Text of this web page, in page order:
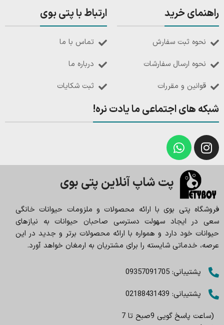
راهنمای خرید
نحوه ثبت سفارش
نحوه ارسال سفارشات
قوانین و مقررات
ارتباط با پتی بوی
تماس با ما
درباره ما
ثبت شکایات
شبکه های اجتماعی ما یادت نره!
پت شاپ آنلاین پتی بوی
فروشگاه پتی بوی با ارائه محصولات و ملزومات حیوانات خانگی
سعی در ایجاد سهولت دسترسی صاحبان حیوانات به نیازهای
حیوانات خود دارد و همواره با ارائه محصولات برتر و جدید در این
عرصه، خدماتی شایسته را برای مشتریان به ارمغان خواهد آورد.
پشتیبانی: 09357091705
پشتیبانی: 02188431439
(ساعت پاسخ گویی 9صبح تا 7